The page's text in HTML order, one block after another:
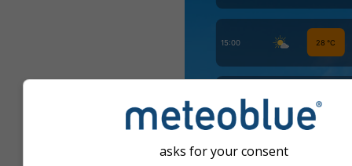
asks for your consent